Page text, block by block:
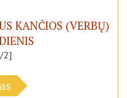
KANČIOS (VERBŲ)
2]